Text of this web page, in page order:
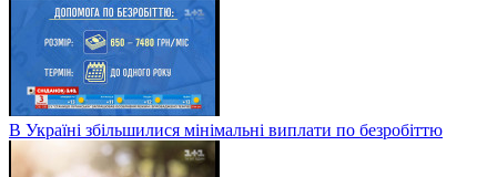
В Україні збільшилися мінімальні виплати по безробіттю